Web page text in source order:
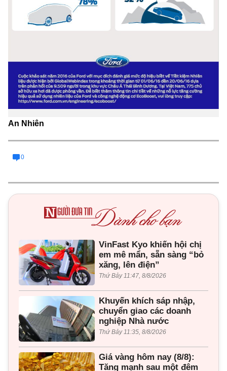
An Nhiên
0
VinFast Kyo khiến hội chị
em mê mẩn, sẵn sàng “bỏ
xăng, lên điện”
Thứ Bảy 11:47, 8/8/2026
Khuyến khích sáp nhập,
chuyển giao các doanh
nghiệp Nhà nước
Thứ Bảy 11:35, 8/8/2026
Giá vàng hôm nay (8/8):
Tăng mạnh sau một đêm